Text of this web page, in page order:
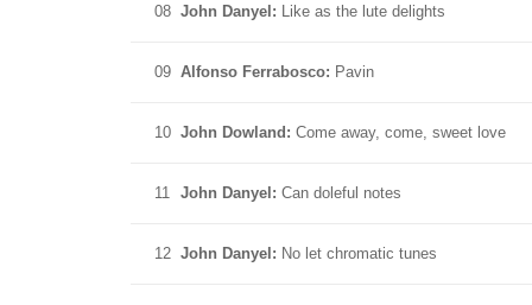
08 John Danyel: Like as the lute delights
09 Alfonso Ferrabosco: Pavin
10 John Dowland: Come away, come, sweet love
11 John Danyel: Can doleful notes
12 John Danyel: No let chromatic tunes